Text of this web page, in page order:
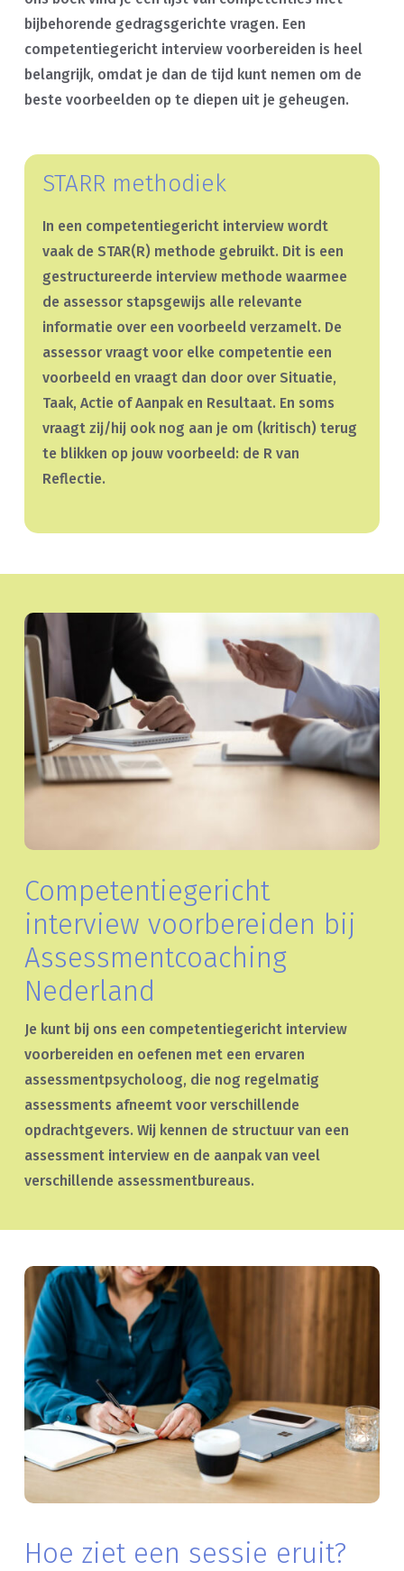
bijbehorende gedragsgerichte vragen. Een
competentiegericht interview voorbereiden is heel
belangrijk, omdat je dan de tijd kunt nemen om de
beste voorbeelden op te diepen uit je geheugen.
STARR methodiek
In een competentiegericht interview wordt
vaak de STAR(R) methode gebruikt. Dit is een
gestructureerde interview methode waarmee
de assessor stapsgewijs alle relevante
informatie over een voorbeeld verzamelt. De
assessor vraagt voor elke competentie een
voorbeeld en vraagt dan door over Situatie,
Taak, Actie of Aanpak en Resultaat. En soms
vraagt zij/hij ook nog aan je om (kritisch) terug
te blikken op jouw voorbeeld: de R van
Reflectie.
Competentiegericht
interview voorbereiden bij
Assessmentcoaching
Nederland
Je kunt bij ons een competentiegericht interview
voorbereiden en oefenen met een ervaren
assessmentpsycholoog, die nog regelmatig
assessments afneemt voor verschillende
opdrachtgevers. Wij kennen de structuur van een
assessment interview en de aanpak van veel
verschillende assessmentbureaus.
Hoe ziet een sessie eruit?